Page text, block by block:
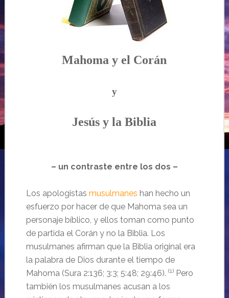
Mahoma y el Corán
y
Jesús y la Biblia
– un contraste entre los dos –
Los apologistas musulmanes han hecho un
esfuerzo por hacer de que Mahoma sea un
personaje bíblico, y ellos toman como punto
de partida el Corán y no la Biblia. Los
musulmanes afirman que la Biblia original era
la palabra de Dios durante el tiempo de
Mahoma (Sura 2:136; 3:3; 5:48; 29:46). (1)Pero
también los musulmanes acusan a los